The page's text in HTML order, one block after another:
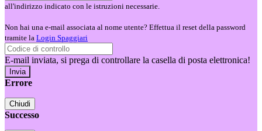
all'indirizzo indicato con le istruzioni necessarie.
Non hai una e-mail associata al nome utente? Effettua il reset della password
tramite la Login Spaggiari
E-mail inviata, si prega di controllare la casella di posta elettronica!
Errore
Chiudi
Successo